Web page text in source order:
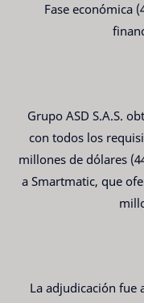
Fase económica
Grupo ASD S.A.S.
con todos los
millones de dólares
a Smartmatic, que
La adjudicación fue